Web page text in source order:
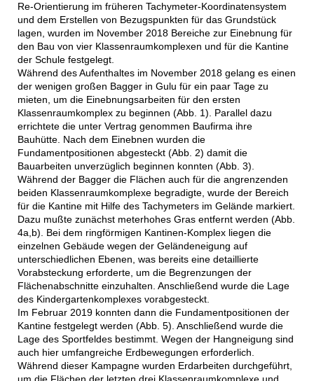
Re-Orientierung im früheren Tachymeter-Koordinatensystem
und dem Erstellen von Bezugspunkten für das Grundstück
lagen, wurden im November 2018 Bereiche zur Einebnung für
den Bau von vier Klassenraumkomplexen und für die Kantine
der Schule festgelegt.
Während des Aufenthaltes im November 2018 gelang es einen
der wenigen großen Bagger in Gulu für ein paar Tage zu
mieten, um die Einebnungsarbeiten für den ersten
Klassenraumkomplex zu beginnen (Abb. 1). Parallel dazu
errichtete die unter Vertrag genommen Baufirma ihre
Bauhütte. Nach dem Einebnen wurden die
Fundamentpositionen abgesteckt (Abb. 2) damit die
Bauarbeiten unverzüglich beginnen konnten (Abb. 3).
Während der Bagger die Flächen auch für die angrenzenden
beiden Klassenraumkomplexe begradigte, wurde der Bereich
für die Kantine mit Hilfe des Tachymeters im Gelände markiert.
Dazu mußte zunächst meterhohes Gras entfernt werden (Abb.
4a,b). Bei dem ringförmigen Kantinen-Komplex liegen die
einzelnen Gebäude wegen der Geländeneigung auf
unterschiedlichen Ebenen, was bereits eine detaillierte
Vorabsteckung erforderte, um die Begrenzungen der
Flächenabschnitte einzuhalten. Anschließend wurde die Lage
des Kindergartenkomplexes vorabgesteckt.
Im Februar 2019 konnten dann die Fundamentpositionen der
Kantine festgelegt werden (Abb. 5). Anschließend wurde die
Lage des Sportfeldes bestimmt. Wegen der Hangneigung sind
auch hier umfangreiche Erdbewegungen erforderlich.
Während dieser Kampagne wurden Erdarbeiten durchgeführt,